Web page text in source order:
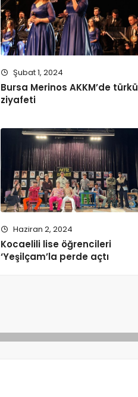
Şubat 1, 2024
Bursa Merinos AKKM’de türkü
ziyafeti
Haziran 2, 2024
Kocaelili lise öğrencileri
‘Yeşilçam’la perde açtı